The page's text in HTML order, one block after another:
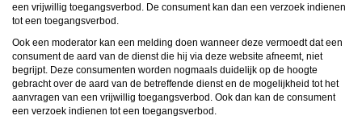
Norton. Deze programma’s werken zodanig dat toegang tot specifieke websites en
online inhoud worden geblokkeerd. Vaak blokkeren deze programma’s standaard al
een groot aantal websites waarvan algemeen verondersteld wordt dat deze
ongeschikt zijn voor minderjarigen. Door middel van updates kunnen daar steeds
nieuwe websites aan worden toegevoegd.
Neem contact op met jouw internetprovider. Er zijn internetproviders die het mogelijk
maken dat bepaalde informatie van internet wordt gefilterd. Je kunt jouw
internetprovider raadplegen om na te vragen of deze service ook voor jou mogelijk
is.
Controleer jouw webbrowser
. Informeer je over de werking van jouw webbrowser
zodat je kunt zien welke websites door jouw minderjarige kinderen zijn bezocht.
een vrijwillig toegangsverbod. De consument kan dan een verzoek indienen
tot een toegangsverbod.
Ook een moderator kan een melding doen wanneer deze vermoedt dat een
consument de aard van de dienst die hij via deze website afneemt, niet
begrijpt. Deze consumenten worden nogmaals duidelijk op de hoogte
gebracht over de aard van de betreffende dienst en de mogelijkheid tot het
aanvragen van een vrijwillig toegangsverbod. Ook dan kan de consument
een verzoek indienen tot een toegangsverbod.